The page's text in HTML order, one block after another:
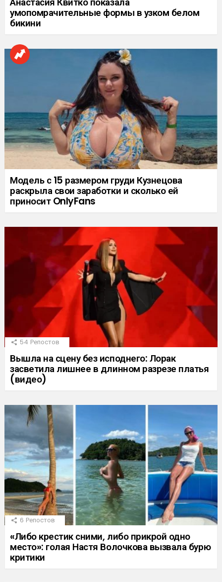
умопомрачительные формы в узком белом
бикини
Модель с 15 размером груди Кузнецова
раскрыла свои заработки и сколько ей
приносит OnlyFans
54 Репостов
Вышла на сцену без исподнего: Лорак
засветила лишнее в длинном разрезе платья
(видео)
6 Репостов
«Либо крестик сними, либо прикрой одно
место»: голая Настя Волочкова вызвала бурю
критики